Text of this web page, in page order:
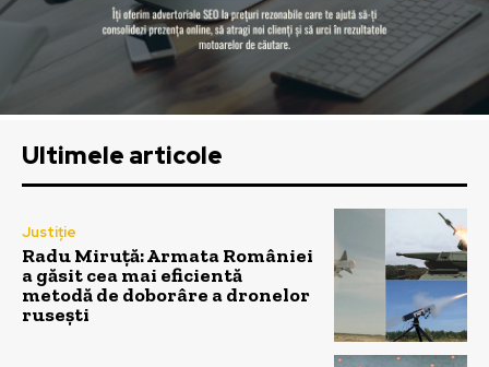
Ultimele articole
Justiție
Radu Miruță: Armata României
a găsit cea mai eficientă
metodă de doborâre a dronelor
rusești